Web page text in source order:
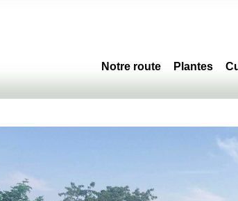
Notre route Plantes